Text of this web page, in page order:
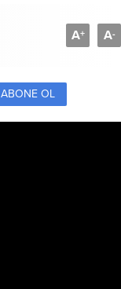
A+ A-
ABONE OL